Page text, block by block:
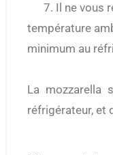
7. Il ne vous
température
minimum au
La mozzarella
réfrigérateur, et